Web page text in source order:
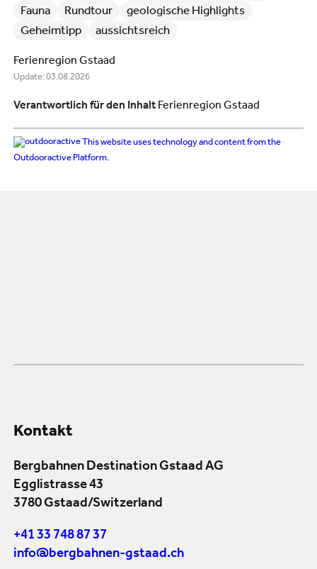
Fauna
Rundtour
geologische Highlights
Geheimtipp
aussichtsreich
Ferienregion Gstaad
Update: 03.08.2026
Verantwortlich für den Inhalt Ferienregion Gstaad
This website uses technology and content from the
Outdooractive Platform.
Kontakt
Bergbahnen Destination Gstaad AG
Egglistrasse 43
3780 Gstaad/Switzerland
+41 33 748 87 37
info@bergbahnen-gstaad.ch